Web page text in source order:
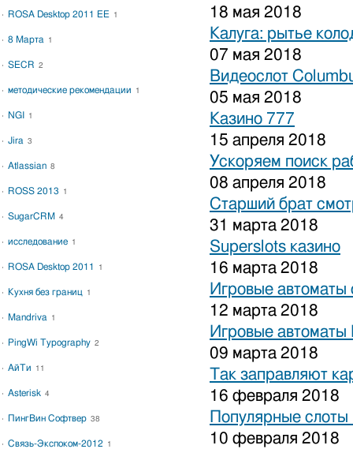
18 мая 2018
Калуга: рытье
07 мая 2018
Видеослот
05 мая 2018
Казино 777
15 апреля 2018
Ускоряем поиск
08 апреля 2018
Старший брат
31 марта 2018
Superslots казино
16 марта 2018
Игровые автоматы
12 марта 2018
Игровые автоматы
09 марта 2018
Так заправляют
16 февраля 2018
Популярные слоты
10 февраля 2018
ROSA Desktop 2011 EE 1
8 Марта 1
SECR 2
методические рекомендации 1
NGI 1
Jira 3
Atlassian 8
ROSS 2013 1
SugarCRM 4
исследование 1
ROSA Desktop 2011 1
Кухня без границ 1
Mandriva 1
PingWi Typography 2
АйТи 11
Asterisk 4
ПингВин Софтвер 38
Связь-Экспоком-2012 1